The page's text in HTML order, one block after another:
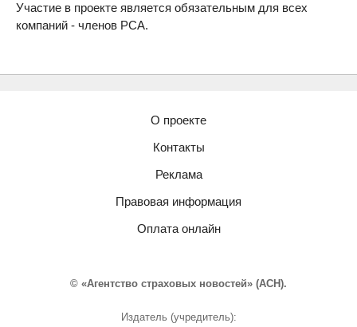
Участие в проекте является обязательным для всех
компаний - членов РСА.
О проекте
Контакты
Реклама
Правовая информация
Оплата онлайн
© «Агентство страховых новостей» (АСН).
Издатель (учредитель):